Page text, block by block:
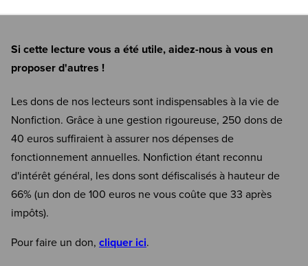
Si cette lecture vous a été utile, aidez-nous à vous en
proposer d'autres !
Les dons de nos lecteurs sont indispensables à la vie de
Nonfiction. Grâce à une gestion rigoureuse, 250 dons de
40 euros suffiraient à assurer nos dépenses de
fonctionnement annuelles. Nonfiction étant reconnu
d'intérêt général, les dons sont défiscalisés à hauteur de
66% (un don de 100 euros ne vous coûte que 33 après
impôts).
Pour faire un don, cliquer ici.